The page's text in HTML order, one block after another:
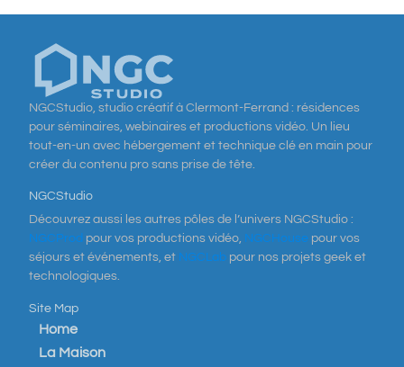
NGCStudio, studio créatif à Clermont-Ferrand : résidences
pour séminaires, webinaires et productions vidéo. Un lieu
tout-en-un avec hébergement et technique clé en main pour
créer du contenu pro sans prise de tête.
NGCStudio
Découvrez aussi les autres pôles de l’univers NGCStudio :
NGCProd pour vos productions vidéo, NGCHouse pour vos
séjours et événements, et NGCLab pour nos projets geek et
technologiques.
Site Map
Home
La Maison